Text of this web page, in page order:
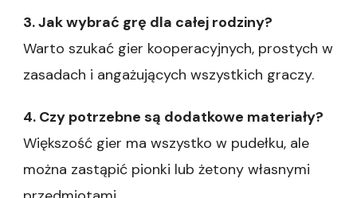
3. Jak wybrać grę dla całej rodziny?
Warto szukać gier kooperacyjnych, prostych w
zasadach i angażujących wszystkich graczy.
4. Czy potrzebne są dodatkowe materiały?
Większość gier ma wszystko w pudełku, ale
można zastąpić pionki lub żetony własnymi